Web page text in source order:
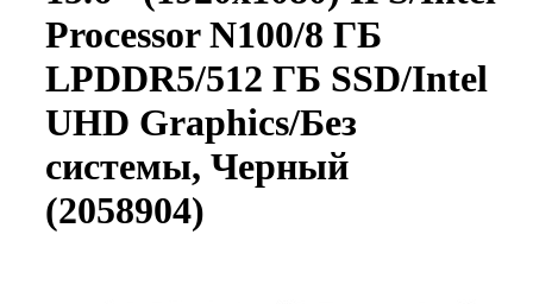
Processor N100/8 ГБ
LPDDR5/512 ГБ SSD/Intel
UHD Graphics/Без
системы, Черный
(2058904)